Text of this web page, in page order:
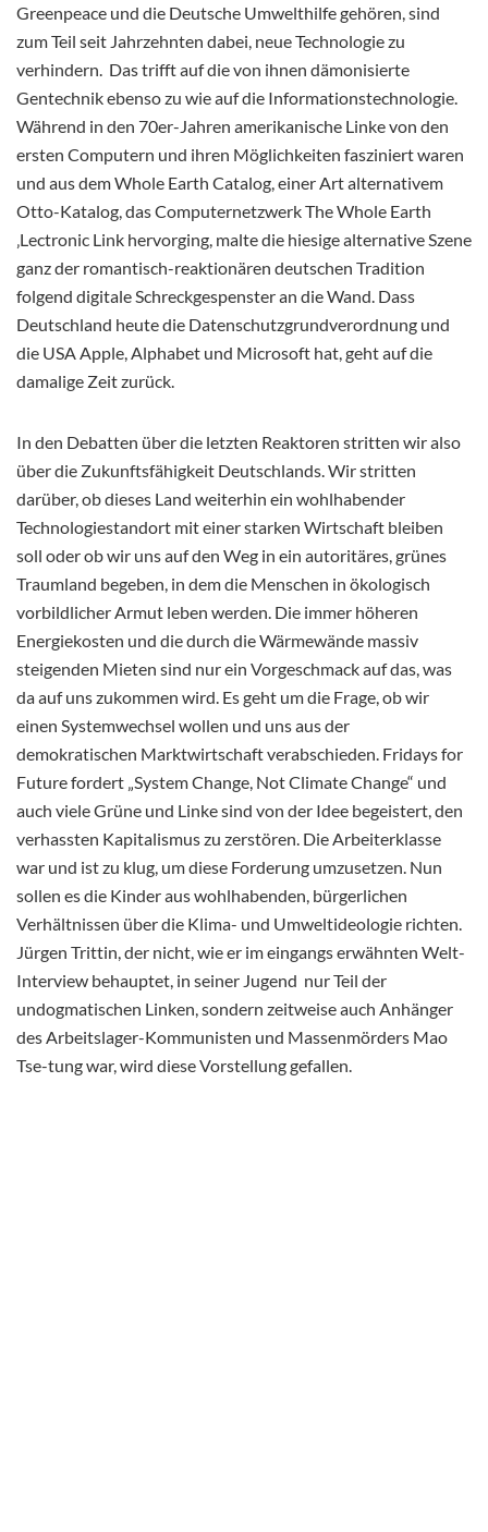
Greenpeace und die Deutsche Umwelthilfe gehören, sind
zum Teil seit Jahrzehnten dabei, neue Technologie zu
verhindern. Das trifft auf die von ihnen dämonisierte
Gentechnik ebenso zu wie auf die Informationstechnologie.
Während in den 70er-Jahren amerikanische Linke von den
ersten Computern und ihren Möglichkeiten fasziniert waren
und aus dem Whole Earth Catalog, einer Art alternativem
Otto-Katalog, das Computernetzwerk The Whole Earth
‚Lectronic Link hervorging, malte die hiesige alternative Szene
ganz der romantisch-reaktionären deutschen Tradition
folgend digitale Schreckgespenster an die Wand. Dass
Deutschland heute die Datenschutzgrundverordnung und
die USA Apple, Alphabet und Microsoft hat, geht auf die
damalige Zeit zurück.
In den Debatten über die letzten Reaktoren stritten wir also
über die Zukunftsfähigkeit Deutschlands. Wir stritten
darüber, ob dieses Land weiterhin ein wohlhabender
Technologiestandort mit einer starken Wirtschaft bleiben
soll oder ob wir uns auf den Weg in ein autoritäres, grünes
Traumland begeben, in dem die Menschen in ökologisch
vorbildlicher Armut leben werden. Die immer höheren
Energiekosten und die durch die Wärmewände massiv
steigenden Mieten sind nur ein Vorgeschmack auf das, was
da auf uns zukommen wird. Es geht um die Frage, ob wir
einen Systemwechsel wollen und uns aus der
demokratischen Marktwirtschaft verabschieden. Fridays for
Future fordert „System Change, Not Climate Change“ und
auch viele Grüne und Linke sind von der Idee begeistert, den
verhassten Kapitalismus zu zerstören. Die Arbeiterklasse
war und ist zu klug, um diese Forderung umzusetzen. Nun
sollen es die Kinder aus wohlhabenden, bürgerlichen
Verhältnissen über die Klima- und Umweltideologie richten.
Jürgen Trittin, der nicht, wie er im eingangs erwähnten Welt-
Interview behauptet, in seiner Jugend nur Teil der
undogmatischen Linken, sondern zeitweise auch Anhänger
des Arbeitslager-Kommunisten und Massenmörders Mao
Tse-tung war, wird diese Vorstellung gefallen.